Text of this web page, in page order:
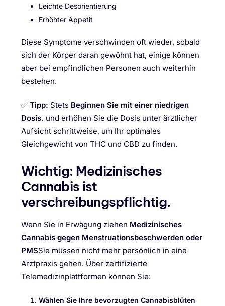
Leichte Desorientierung
Erhöhter Appetit
Diese Symptome verschwinden oft wieder, sobald
sich der Körper daran gewöhnt hat, einige können
aber bei empfindlichen Personen auch weiterhin
bestehen.
✅ Tipp: Stets Beginnen Sie mit einer niedrigen
Dosis. und erhöhen Sie die Dosis unter ärztlicher
Aufsicht schrittweise, um Ihr optimales
Gleichgewicht von THC und CBD zu finden.
Wichtig: Medizinisches
Cannabis ist
verschreibungspflichtig.
Wenn Sie in Erwägung ziehen Medizinisches
Cannabis gegen Menstruationsbeschwerden oder
PMSSie müssen nicht mehr persönlich in eine
Arztpraxis gehen. Über zertifizierte
Telemedizinplattformen können Sie:
Wählen Sie Ihre bevorzugten Cannabisblüten